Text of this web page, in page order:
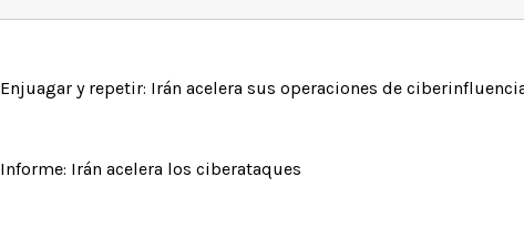
Enjuagar y repetir: Irán acelera sus operaciones de
Informe: Irán acelera los ciberataques